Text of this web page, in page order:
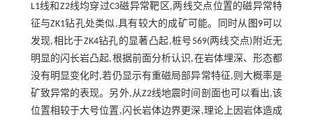
L1线和Z2线均穿过C3磁异常靶区,两线交点位置的磁异常特
征与ZK1钻孔处类似,具有较大的成矿可能。同时从 图9可以
发现,相比于ZK4钻孔的显著凸起,桩号569(两线交点)附近无
明显的闪长岩凸起,根据前面分析认识,在岩体埋深、形态都
没有明显变化时,若仍显示有重磁局部异常特征,则大概率是
矿致异常的表现。另外,从Z2线地震时间剖面也可以看出,该
位置相较于大号位置,闪长岩体边界更深,理论上因岩体造成